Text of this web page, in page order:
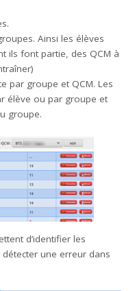
Ainsi les élèves
ils font partie, des QCM à
par groupe et QCM. Les
élève ou par groupe et
groupe.
d’identifier les
une erreur dans